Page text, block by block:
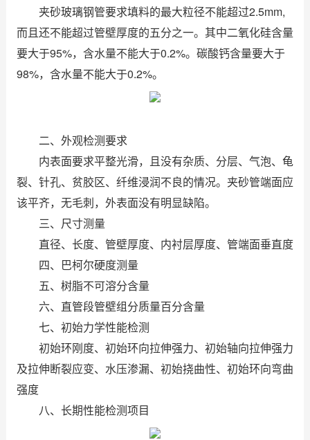
夹砂玻璃钢管要求填料的最大粒径不能超过2.5mm,
而且还不能超过管壁厚度的五分之一。其中二氧化硅含量
要大于95%，含水量不能大于0.2%。碳酸钙含量要大于
98%，含水量不能大于0.2%。
二、外观检测要求
内表面要求平整光滑，且没有杂质、分层、气泡、龟
裂、针孔、贫胶区、纤维浸润不良的情况。夹砂管端面应
该平齐，无毛刺，外表面没有明显缺陷。
三、尺寸测量
直径、长度、管壁厚度、内衬层厚度、管端面垂直度
四、巴柯尔硬度测量
五、树脂不可溶分含量
六、直管段管壁组分质量百分含量
七、初始力学性能检测
初始环刚度、初始环向拉伸强力、初始轴向拉伸强力
及拉伸断裂应变、水压渗漏、初始挠曲性、初始环向弯曲
强度
八、长期性能检测项目